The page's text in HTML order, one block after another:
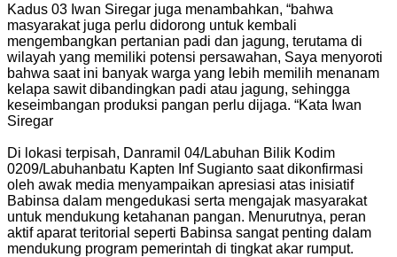
Kadus 03 Iwan Siregar juga menambahkan, “bahwa
masyarakat juga perlu didorong untuk kembali
mengembangkan pertanian padi dan jagung, terutama di
wilayah yang memiliki potensi persawahan, Saya menyoroti
bahwa saat ini banyak warga yang lebih memilih menanam
kelapa sawit dibandingkan padi atau jagung, sehingga
keseimbangan produksi pangan perlu dijaga. “Kata Iwan
Siregar
Di lokasi terpisah, Danramil 04/Labuhan Bilik Kodim
0209/Labuhanbatu Kapten Inf Sugianto saat dikonfirmasi
oleh awak media menyampaikan apresiasi atas inisiatif
Babinsa dalam mengedukasi serta mengajak masyarakat
untuk mendukung ketahanan pangan. Menurutnya, peran
aktif aparat teritorial seperti Babinsa sangat penting dalam
mendukung program pemerintah di tingkat akar rumput.